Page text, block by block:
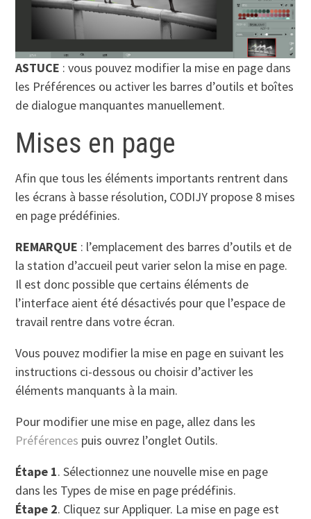
ASTUCE : vous pouvez modifier la mise en page dans
les Préférences ou activer les barres d’outils et boîtes
de dialogue manquantes manuellement.
Mises en page
Afin que tous les éléments importants rentrent dans
les écrans à basse résolution, CODIJY propose 8 mises
en page prédéfinies.
REMARQUE : l’emplacement des barres d’outils et de
la station d’accueil peut varier selon la mise en page.
Il est donc possible que certains éléments de
l’interface aient été désactivés pour que l’espace de
travail rentre dans votre écran.
Vous pouvez modifier la mise en page en suivant les
instructions ci-dessous ou choisir d’activer les
éléments manquants à la main.
Pour modifier une mise en page, allez dans les
Préférences puis ouvrez l’onglet Outils.
Étape 1. Sélectionnez une nouvelle mise en page
dans les Types de mise en page prédéfinis.
Étape 2. Cliquez sur Appliquer. La mise en page est